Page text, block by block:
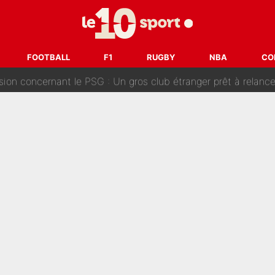
FOOTBALL F1 RUGBY NBA
en 2027 ? L'IA prédit déjà les deux joueurs qui
90 % des Français» : Voilà combien touchait Nelson Monfort sur
le PSG : Un gros club étranger prêt à relancer le feuilleton pour